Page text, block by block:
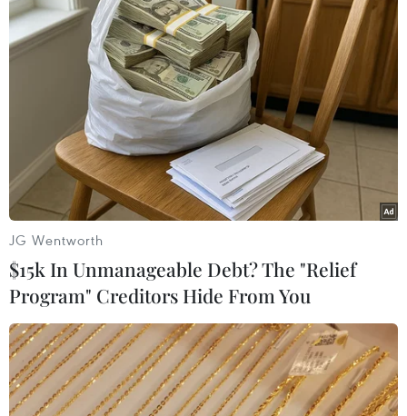
28/11/2020 23:38
Vụ sát hại nhà khoa học hạt nhân Iran đang đặt ra
những nguy cơ về một cuộc đụng độ mới giữa Tehran
với các nước phương Tây và Israel.
JG Wentworth
$15k In Unmanageable Debt? The "Relief
Program" Creditors Hide From You